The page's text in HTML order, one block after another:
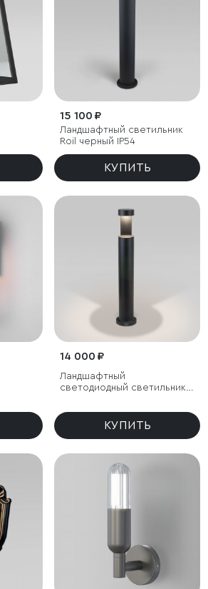
15 100 ₽
Ландшафтный светильник
Roil черный IP54
КУПИТЬ
14 000 ₽
Ландшафтный
светодиодный светильник
КУПИТЬ